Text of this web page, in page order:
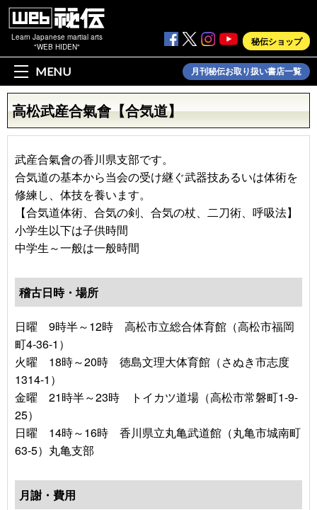
Learn Japanese martial arts
"WEB HIDEN"
秘伝ショップ
MENU 月刊秘伝お取り扱い書店一覧
高松武産合氣會【合気道】
武産合氣會の香川県支部です。
合気道の基本から当会の受け継ぐ武器技あるいは体術を
修練し、体技を養います。
【合気道体術、合気の剣、合気の杖、二刀術、呼吸法】
小学生以下は子供時間
中学生～一般は一般時間
稽古日時・場所
日曜 9時半～12時 高松市立総合体育館（高松市福岡
町4-36-1）
火曜 18時～20時 徳島文理大体育館（さぬき市志度
1314-1）
金曜 21時半～23時 トイカツ道場（高松市常磐町1-9-
25）
日曜 14時～16時 香川県立丸亀武道館（丸亀市城南町
63-5）丸亀支部
月謝・費用